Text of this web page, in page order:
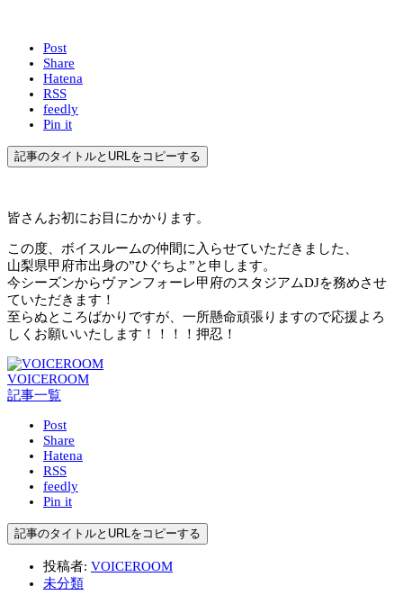
Post
Share
Hatena
RSS
feedly
Pin it
記事のタイトルとURLをコピーする
皆さんお初にお目にかかります。
この度、ボイスルームの仲間に入らせていただきました、
山梨県甲府市出身の”ひぐちよ”と申します。
今シーズンからヴァンフォーレ甲府のスタジアムDJを務めさせ
ていただきます！
至らぬところばかりですが、一所懸命頑張りますので応援よろ
しくお願いいたします！！！！押忍！
VOICEROOM
記事一覧
Post
Share
Hatena
RSS
feedly
Pin it
記事のタイトルとURLをコピーする
投稿者: VOICEROOM
未分類